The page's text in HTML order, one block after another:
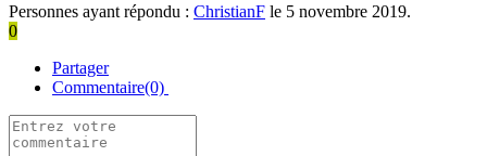
Personnes ayant répondu : ChristianF le 5 novembre 2019.
0
Partager
Commentaire(0)